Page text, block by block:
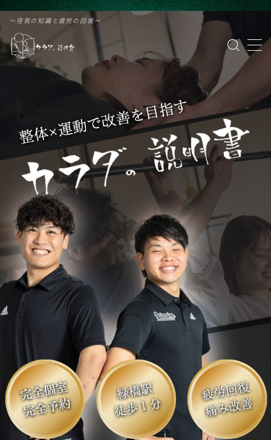
G-PVZDF61VZF
〜怪我の知識と疲労の回復〜
MENU
カラダの説明書 緑橋
パーソナルトレーニング
野球
ランニング
サッカー
痛み予防・機能改善